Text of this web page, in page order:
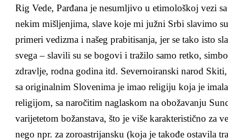
Rig Vede, Parđana je nesumljivo u etimološkoj vezi
nekim mišljenjima, slave koje mi južni Srbi slavimo
primeri vedizma i našeg prabitisanja, jer se tako isto
svega – slavili su se bogovi i tražilo samo retko,
zdravlje, rodna godina itd. Severnoiranski narod
sa originalnim Slovenima je imao religiju koja je
religijom, sa naročitim naglaskom na obožavanju
varijetetom božanstava, što je više karakteristično za
nego npr. za zoroastrijansku (koja je takođe ostavila